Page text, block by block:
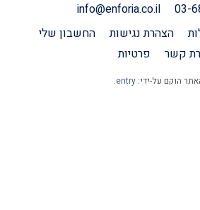
03-
info@enforia.co.il
הצהרת נגישות
החשבון שלי
קשר
פרטיות
הוקם על-ידי:entry
.